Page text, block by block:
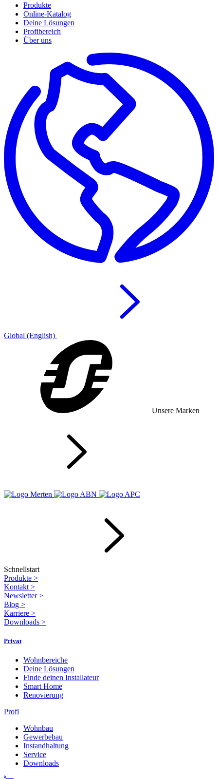
Produkte
Online-Katalog
Deine Lösungen
Profibereich
Über uns
Global (English)
Unsere Marken
Schnellstart
Produkte >
Kontakt >
Newsletter>
Blog >
Karriere >
Downloads >
Privat
Wohnbereiche
Deine Lösungen
Finde deinen Installateur
Smart Home
Renovierung
Profi
Wohnbau
Gewerbebau
Instandhaltung
Service
Downloads